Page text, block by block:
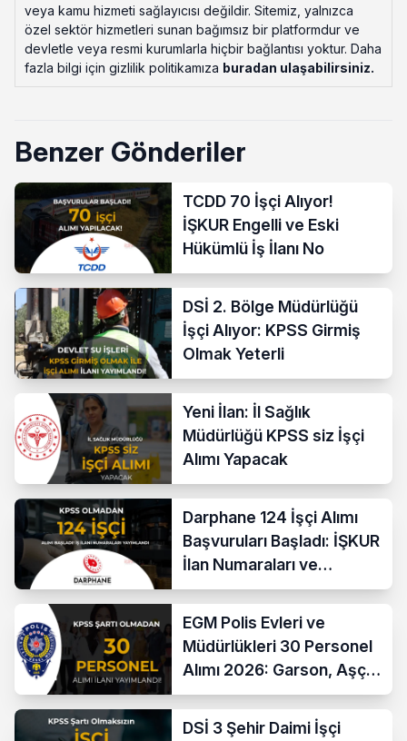
veya kamu hizmeti sağlayıcısı değildir. Sitemiz, yalnızca
özel sektör hizmetleri sunan bağımsız bir platformdur ve
devletle veya resmi kurumlarla hiçbir bağlantısı yoktur. Daha
fazla bilgi için gizlilik politikamıza buradan ulaşabilirsiniz.
Benzer Gönderiler
TCDD 70 İşçi Alıyor!
İŞKUR Engelli ve Eski
Hükümlü İş İlanı No
DSİ 2. Bölge Müdürlüğü
İşçi Alıyor: KPSS Girmiş
Olmak Yeterli
Yeni İlan: İl Sağlık
Müdürlüğü KPSS siz İşçi
Alımı Yapacak
Darphane 124 İşçi Alımı
Başvuruları Başladı: İŞKUR
İlan Numaraları ve
Başvuru Ekranı
EGM Polis Evleri ve
Müdürlükleri 30 Personel
Alımı 2026: Garson, Aşçı,
Temizlik ve Teknik
Kadrolar
DSİ 3 Şehir Daimi İşçi